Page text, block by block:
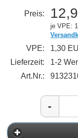
Preis:
je VPE:
VPE:
1,30
Lieferzeit:
1-2
Art.Nr.:
-